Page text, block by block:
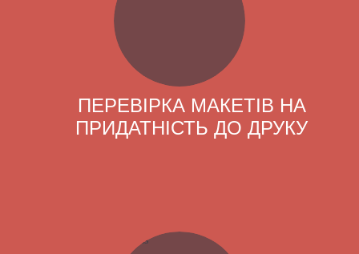
ПЕРЕВІРКА МАКЕТІВ НА
ПРИДАТНІСТЬ ДО ДРУКУ